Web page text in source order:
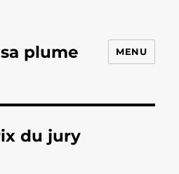
plume MENU
du jury